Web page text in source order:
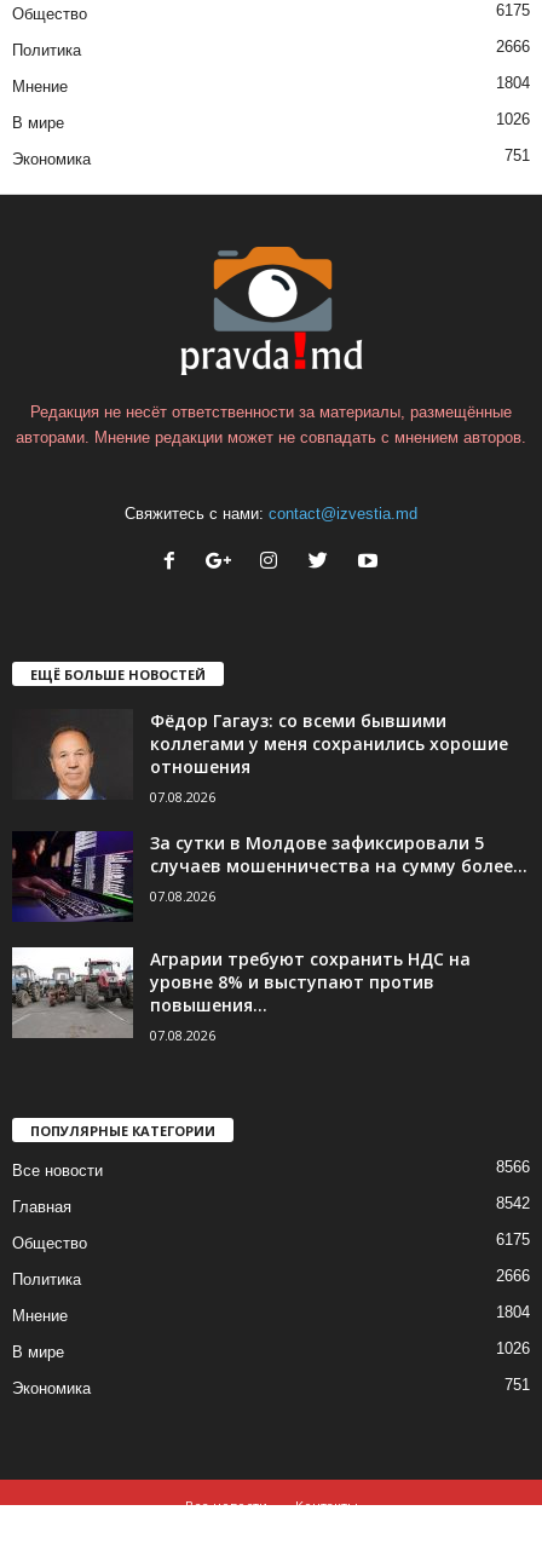
Общество 6175
Политика 2666
Мнение 1804
В мире 1026
Экономика 751
Редакция не несёт ответственности за материалы, размещённые
авторами. Мнение редакции может не совпадать с мнением авторов.
Свяжитесь с нами: contact@izvestia.md
ЕЩЁ БОЛЬШЕ НОВОСТЕЙ
Фёдор Гагауз: со всеми бывшими
коллегами у меня сохранились хорошие
отношения
07.08.2026
За сутки в Молдове зафиксировали 5
случаев мошенничества на сумму более...
07.08.2026
Аграрии требуют сохранить НДС на
уровне 8% и выступают против
повышения...
07.08.2026
ПОПУЛЯРНЫЕ КАТЕГОРИИ
Все новости 8566
Главная 8542
Общество 6175
Политика 2666
Мнение 1804
В мире 1026
Экономика 751
Все новости
Контакты